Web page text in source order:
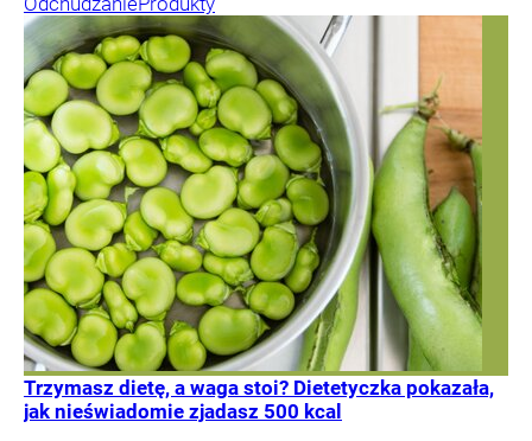
Trzymasz dietę, a waga stoi? Dietetyczka pokazała,
jak nieświadomie zjadasz 500 kcal